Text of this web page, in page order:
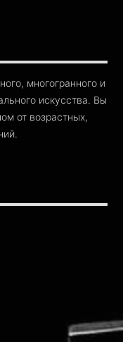
многогранного и
искусства. Вы
от возрастных,